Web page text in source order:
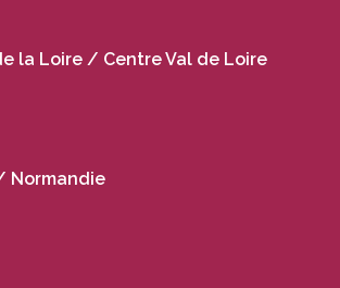
la Loire / Centre Val de Loire
Normandie